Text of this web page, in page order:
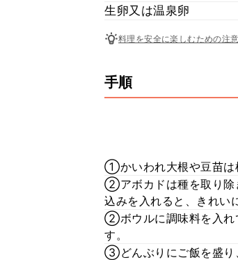
生卵又は温泉卵
料理を安全に楽しむための注
手順
①かいわれ大根や豆苗は
②アボカドは種を取り除
込みを入れると、きれい
②ボウルに調味料を入れ
す。
③どんぶりにご飯を盛り